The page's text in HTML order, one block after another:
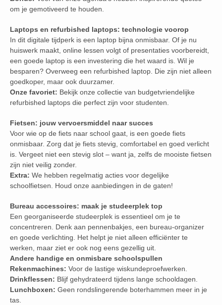
om je gemotiveerd te houden.
Laptops en refurbished laptops: technologie voorop
In dit digitale tijdperk is een laptop bijna onmisbaar. Of je nu
huiswerk maakt, online lessen volgt of presentaties voorbereidt,
een goede laptop is een investering die het waard is. Wil je
besparen? Overweeg een refurbished laptop. Die zijn niet alleen
goedkoper, maar ook duurzamer.
Onze favoriet: Bekijk onze collectie van budgetvriendelijke
refurbished laptops die perfect zijn voor studenten.
Fietsen: jouw vervoersmiddel naar succes
Voor wie op de fiets naar school gaat, is een goede fiets
onmisbaar. Zorg dat je fiets stevig, comfortabel en goed verlicht
is. Vergeet niet een stevig slot – want ja, zelfs de mooiste fietsen
zijn niet veilig zonder.
Extra: We hebben regelmatig acties voor degelijke
schoolfietsen. Houd onze aanbiedingen in de gaten!
Bureau accessoires: maak je studeerplek top
Een georganiseerde studeerplek is essentieel om je te
concentreren. Denk aan pennenbakjes, een bureau-organizer
en goede verlichting. Het helpt je niet alleen efficiënter te
werken, maar ziet er ook nog eens gezellig uit.
Andere handige en onmisbare schoolspullen
Rekenmachines: Voor de lastige wiskundeproefwerken.
Drinkflessen: Blijf gehydrateerd tijdens lange schooldagen.
Lunchboxen: Geen rondslingerende boterhammen meer in je
tas.